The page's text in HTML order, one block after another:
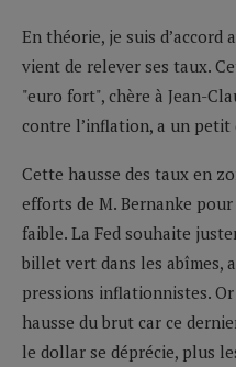
En théorie, je suis d’accord
vient de relever ses taux.
"euro fort", chère à Jean-
contre l’inflation, a un petit
Cette hausse des taux en
efforts de M. Bernanke
faible. La Fed souhaite
billet vert dans les abîmes,
pressions inflationnistes.
hausse du brut car ce
le dollar se déprécie, plus